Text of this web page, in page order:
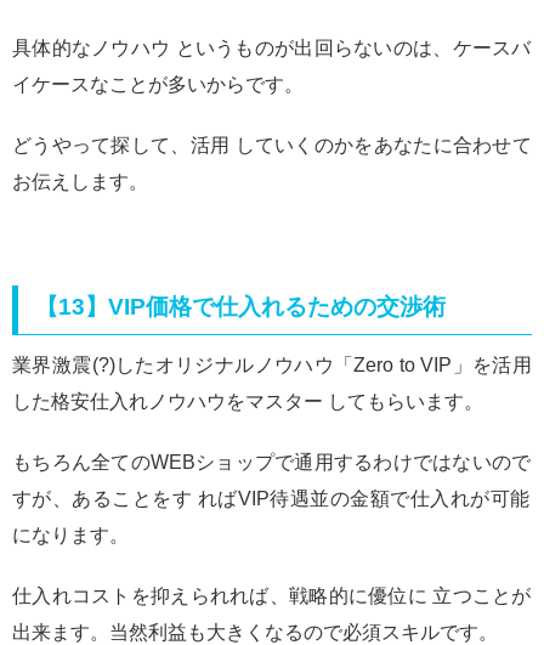
具体的なノウハウ というものが出回らないのは、ケースバ
イケースなことが多いからです。
どうやって探して、活用 していくのかをあなたに合わせて
お伝えします。
【13】VIP価格で仕入れるための交渉術
業界激震(?)したオリジナルノウハウ「Zero to VIP」を活用
した格安仕入れノウハウをマスター してもらいます。
もちろん全てのWEBショップで通用するわけではないので
すが、あることをす ればVIP待遇並の金額で仕入れが可能
になります。
仕入れコストを抑えられれば、戦略的に優位に 立つことが
出来ます。当然利益も大きくなるので必須スキルです。